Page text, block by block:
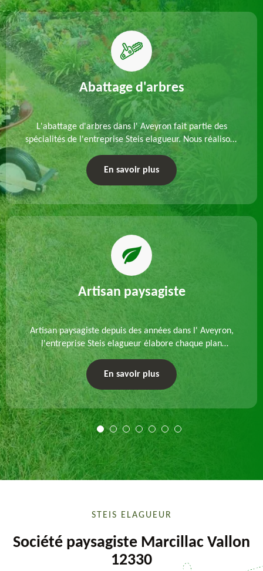
Abattage d'arbres
L'abattage d'arbres dans l' Aveyron fait partie des
spécialités de l'entreprise Steis elagueur. Nous réalisons
un abattage direct ou par démontage, tenant compte
des particularités du site et des végétaux.
En savoir plus
Artisan paysagiste
Artisan paysagiste depuis des années dans l' Aveyron,
l'entreprise Steis elagueur élabore chaque plan
d'aménagement paysager et exécute les travaux
afférents. Devis gratuit et sur mesure.
En savoir plus
STEIS ELAGUEUR
Société paysagiste Marcillac Vallon
12330